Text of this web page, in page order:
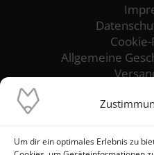
Um dir ein optimales Erlebnis zu
Allgemeine
Unser Ziel ist es,
sicherzustellen.